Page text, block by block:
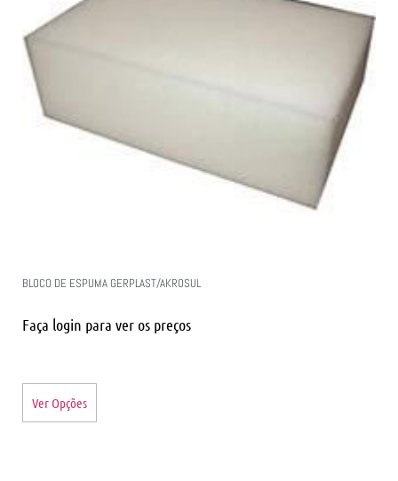
BLOCO DE ESPUMA GERPLAST/AKROSUL
Faça login para ver os preços
Ver Opções